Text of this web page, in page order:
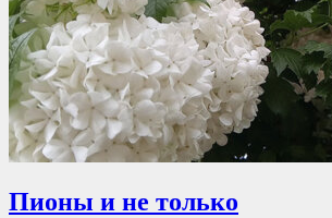
Пионы и не только